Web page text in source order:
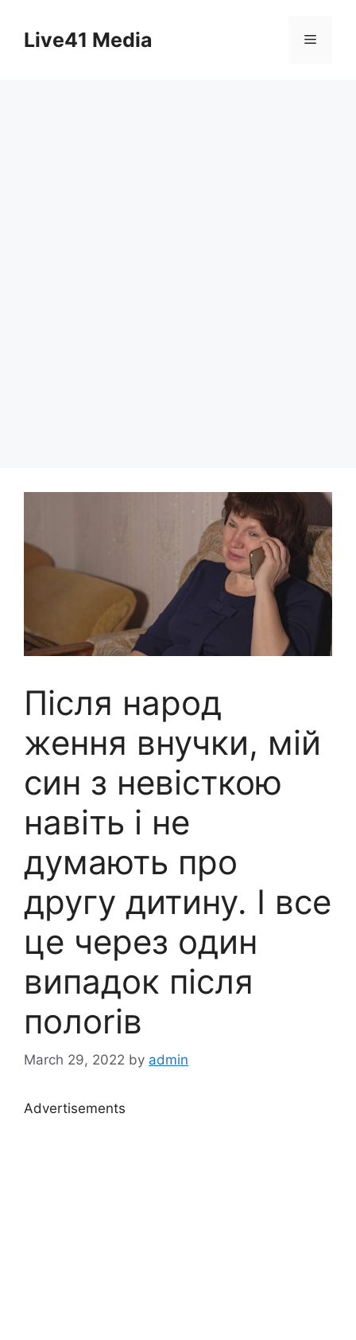
contentLive41 Media Menu
Після народ
ження внучки, мій
син з невісткою
навіть і не
думають про
другу дитину. І все
це через один
випадок після
полоrів
March 29, 2022 by admin
Advertisements